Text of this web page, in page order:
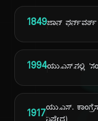
1849ಜಾನ್ ಫರ್ನ್‌ವರ್ತ್
1994ಯು.ಎಸ್.ನಲ್ಲಿ
1917ಯು.ಎಸ್.